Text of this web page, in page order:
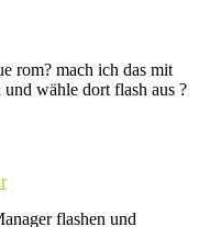
rom? mach ich das mit
wähle dort flash aus ?
flashen und